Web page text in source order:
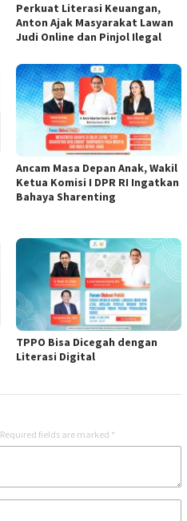
Perkuat Literasi Keuangan,
Anton Ajak Masyarakat Lawan
Judi Online dan Pinjol Ilegal
Ancam Masa Depan Anak, Wakil
Ketua Komisi I DPR RI Ingatkan
Bahaya Sharenting
TPPO Bisa Dicegah dengan
Literasi Digital
Required fields are marked *